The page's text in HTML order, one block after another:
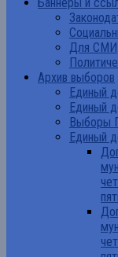
Для СМИ
Архив выборов
Единый
Единый
Выборы
Единый